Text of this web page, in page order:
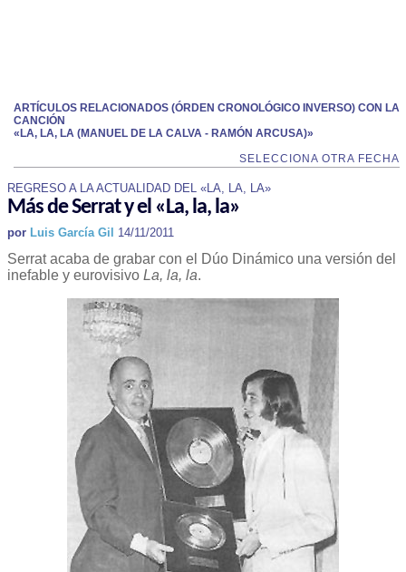
ARTÍCULOS RELACIONADOS (ÓRDEN CRONOLÓGICO INVERSO) CON LA
CANCIÓN
«LA, LA, LA (MANUEL DE LA CALVA - RAMÓN ARCUSA)»
SELECCIONA OTRA FECHA
REGRESO A LA ACTUALIDAD DEL «LA, LA, LA»
Más de Serrat y el «La, la, la»
por Luis García Gil 14/11/2011
Serrat acaba de grabar con el Dúo Dinámico una versión del
inefable y eurovisivo La, la, la.